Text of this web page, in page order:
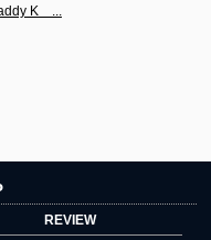
K　...
REVIEW